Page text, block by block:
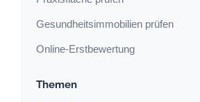
Gesundheitsimmobilien prüfen
Online-Erstbewertung
Themen